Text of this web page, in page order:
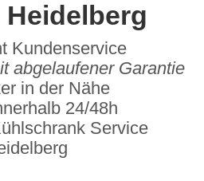
Kundenservice
abgelaufener Garantie
in der Nähe
24/48h
Service